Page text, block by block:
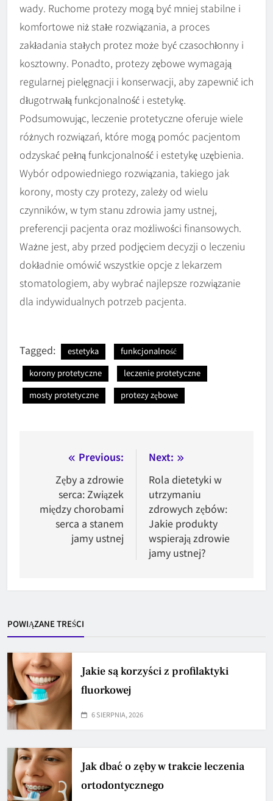
wady. Ruchome protezy mogą być mniej stabilne i
komfortowe niż stałe rozwiązania, a proces
zakładania stałych protez może być czasochłonny i
kosztowny. Ponadto, protezy zębowe wymagają
regularnej pielęgnacji i konserwacji, aby zapewnić ich
długotrwałą funkcjonalność i estetykę.
Podsumowując, leczenie protetyczne oferuje wiele
różnych rozwiązań, które mogą pomóc pacjentom
odzyskać pełną funkcjonalność i estetykę uzębienia.
Wybór odpowiedniego rozwiązania, takiego jak
korony, mosty czy protezy, zależy od wielu
czynników, w tym stanu zdrowia jamy ustnej,
preferencji pacjenta oraz możliwości finansowych.
Ważne jest, aby przed podjęciem decyzji o leczeniu
dokładnie omówić wszystkie opcje z lekarzem
stomatologiem, aby wybrać najlepsze rozwiązanie
dla indywidualnych potrzeb pacjenta.
Tagged: estetyka
funkcjonalność
korony protetyczne
leczenie protetyczne
mosty protetyczne
protezy zębowe
Nawigacja
wpisu
Previous:
Zęby a zdrowie
serca: Związek
między chorobami
serca a stanem
jamy ustnej
Next:
Rola dietetyki w
utrzymaniu
zdrowych zębów:
Jakie produkty
wspierają zdrowie
jamy ustnej?
POWIĄZANE TREŚCI
Jakie są korzyści z profilaktyki
fluorkowej
6 SIERPNIA, 2026
Jak dbać o zęby w trakcie leczenia
ortodontycznego